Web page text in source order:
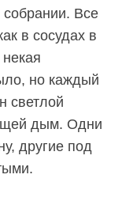
собрании. Все
в сосудах в
но каждый
светлой
дым. Одни
другие под